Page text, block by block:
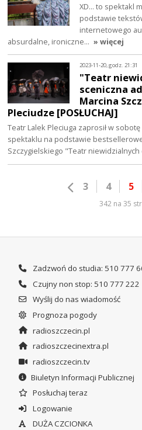
XD... to spektakl
podstawie
internetowego
absurdalne, ironiczne… » więcej
2023-11-20, godz. 21:31
"Teatr
sceniczna
Marcina
Pleciudze [POSŁUCHAJ]
Teatr Lalek Pleciuga zaprosił w
spektaklu na podstawie
Szczygielskiego "Teatr
3 4 5
342 na 35
Zadzwoń do studia: 510 777
Czujny non stop: 510 777 222
Wyślij do nas wiadomość
Prognoza pogody
radioszczecin.pl
radioszczecinextra.pl
radioszczecin.tv
Biuletyn Informacji Publicznej
Posłuchaj teraz
Logowanie
DUŻA CZCIONKA